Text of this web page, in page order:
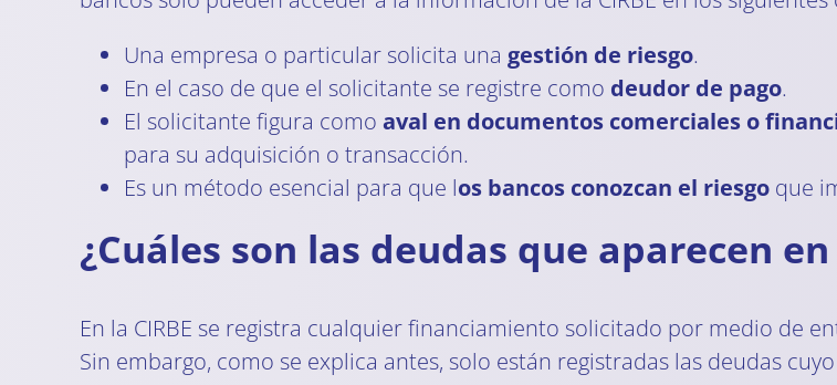
Una empresa o particular solicita una gestión de riesgo.
En el caso de que el solicitante se registre como deudor de pago.
El solicitante figura como aval en documentos comerciales o
para su adquisición o transacción.
Es un método esencial para que los bancos conozcan el riesgoque
¿Cuáles son las deudas que aparecen en
En la CIRBE se registra cualquier financiamiento solicitado por medio de
Sin embargo, como se explica antes, solo están registradas las deudas